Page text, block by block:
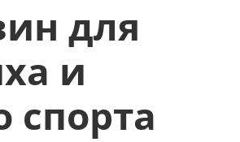
для
и
спорта